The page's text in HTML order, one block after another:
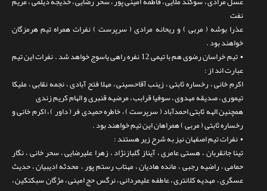
نفت
عذرا بوشه ( مربی ) و ریحانه مرادی ( سرپرست ) نفرات همراه تیم هرمزگان
خواهند بود .
• تیم خراسان رضوی هم با تیمی 12 نفره راهی یاسوج خواهد شد . نفرات این تیم
عبارت اند از :
اکرم خانی ، رخساره ثابتی ، زینب آقاحسینی ، مهلا فتح آبادی ، نجمه نقابی ، ملیکا
تیموری ، صدیقه مهدوی ، سوفیا قرابب ، مرضیه قنبری و الهام کریم زندی
همچنین الهه ثابتی احمدآباد ( سرپرست ) ، خاطره حمیدی فر ( داور ) ، اکرم خانی و
رخساره ثابتی ( مربی ) همراهان این تیم خواهند بود .
• نفرات تیم اصفهان نیز به شرح زیر هستند :
تینا جانقربان ، هستی عامری ، آیناز گلبازنژاد ، زهرا علیرضایی ، سحر خانی ، نگار
حمامی ، راضیه رجبی ، مانده هادیان ، مهتاب رستم پور ، محدثه ادیبیان ، حدیث
عسگری ، مهدیه کلانتری ، عاطفه علیمردانی ، نرگس حج امینی ، مژگان سبکتکین ،